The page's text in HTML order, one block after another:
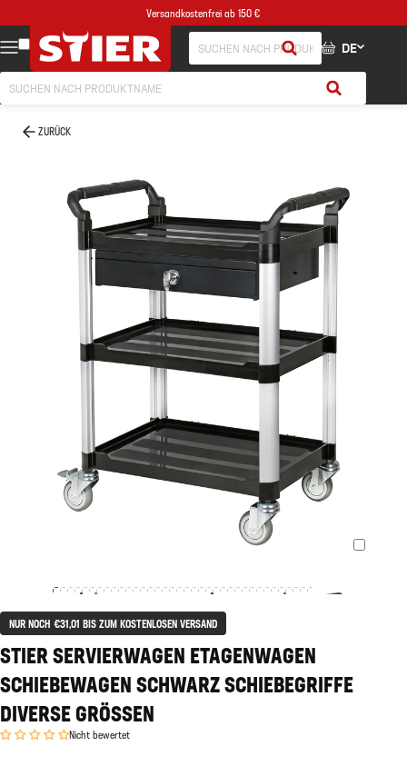
Versandkostenfrei ab 150 €
DE
ZURÜCK
NUR NOCH €31,01 BIS ZUM KOSTENLOSEN VERSAND
STIER SERVIERWAGEN ETAGENWAGEN
SCHIEBEWAGEN SCHWARZ SCHIEBEGRIFFE
DIVERSE GRÖSSEN
Nicht bewertet